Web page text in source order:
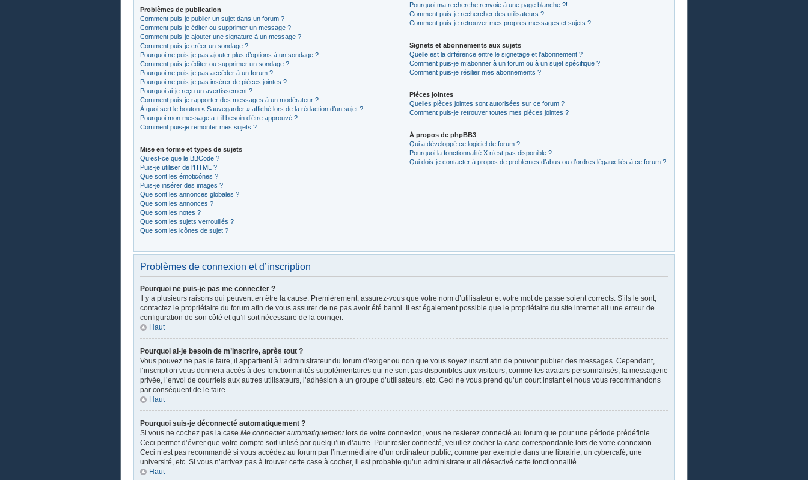
Problèmes de publication
Comment puis-je publier un sujet dans un forum ?
Comment puis-je éditer ou supprimer un message ?
Comment puis-je ajouter une signature à un message ?
Comment puis-je créer un sondage ?
Pourquoi ne puis-je pas ajouter plus d’options à un sondage ?
Comment puis-je éditer ou supprimer un sondage ?
Pourquoi ne puis-je pas accéder à un forum ?
Pourquoi ne puis-je pas insérer de pièces jointes ?
Pourquoi ai-je reçu un avertissement ?
Comment puis-je rapporter des messages à un modérateur ?
À quoi sert le bouton « Sauvegarder » affiché lors de la rédaction d’un sujet ?
Pourquoi mon message a-t-il besoin d’être approuvé ?
Comment puis-je remonter mes sujets ?
Mise en forme et types de sujets
Qu’est-ce que le BBCode ?
Puis-je utiliser de l’HTML ?
Que sont les émoticônes ?
Puis-je insérer des images ?
Que sont les annonces globales ?
Que sont les annonces ?
Que sont les notes ?
Que sont les sujets verrouillés ?
Que sont les icônes de sujet ?
Pourquoi ma recherche renvoie à une page blanche ?!
Comment puis-je rechercher des utilisateurs ?
Comment puis-je retrouver mes propres messages et sujets ?
Signets et abonnements aux sujets
Quelle est la différence entre le signetage et l’abonnement ?
Comment puis-je m’abonner à un forum ou à un sujet spécifique ?
Comment puis-je résilier mes abonnements ?
Pièces jointes
Quelles pièces jointes sont autorisées sur ce forum ?
Comment puis-je retrouver toutes mes pièces jointes ?
À propos de phpBB3
Qui a développé ce logiciel de forum ?
Pourquoi la fonctionnalité X n’est pas disponible ?
Qui dois-je contacter à propos de problèmes d’abus ou d’ordres légaux liés à ce forum ?
Problèmes de connexion et d’inscription
Pourquoi ne puis-je pas me connecter ?
Il y a plusieurs raisons qui peuvent en être la cause. Premièrement, assurez-vous que votre nom d’utilisateur et votre mot de passe soient corrects. S’ils le sont,
contactez le propriétaire du forum afin de vous assurer de ne pas avoir été banni. Il est également possible que le propriétaire du site internet ait une erreur de
configuration de son côté et qu’il soit nécessaire de la corriger.
Haut
Pourquoi ai-je besoin de m’inscrire, après tout ?
Vous pouvez ne pas le faire, il appartient à l’administrateur du forum d’exiger ou non que vous soyez inscrit afin de pouvoir publier des messages. Cependant,
l’inscription vous donnera accès à des fonctionnalités supplémentaires qui ne sont pas disponibles aux visiteurs, comme les avatars personnalisés, la messagerie
privée, l’envoi de courriels aux autres utilisateurs, l’adhésion à un groupe d’utilisateurs, etc. Ceci ne vous prend qu’un court instant et nous vous recommandons
par conséquent de le faire.
Haut
Pourquoi suis-je déconnecté automatiquement ?
Si vous ne cochez pas la case Me connecter automatiquementlors de votre connexion, vous ne resterez connecté au forum que pour une période prédéfinie.
Ceci permet d’éviter que votre compte soit utilisé par quelqu’un d’autre. Pour rester connecté, veuillez cocher la case correspondante lors de votre connexion.
Ceci n’est pas recommandé si vous accédez au forum par l’intermédiaire d’un ordinateur public, comme par exemple dans une librairie, un cybercafé, une
université, etc. Si vous n’arrivez pas à trouver cette case à cocher, il est probable qu’un administrateur ait désactivé cette fonctionnalité.
Haut